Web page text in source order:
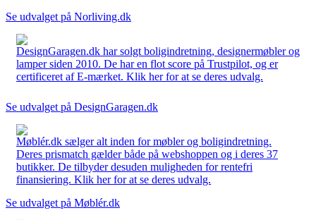
Se udvalget på Norliving.dk
DesignGaragen.dk har solgt boligindretning, designermøbler og
lamper siden 2010. De har en flot score på Trustpilot, og er
certificeret af E-mærket. Klik her for at se deres udvalg.
Se udvalget på DesignGaragen.dk
Møblér.dk sælger alt inden for møbler og boligindretning.
Deres prismatch gælder både på webshoppen og i deres 37
butikker. De tilbyder desuden muligheden for rentefri
finansiering. Klik her for at se deres udvalg.
Se udvalget på Møblér.dk